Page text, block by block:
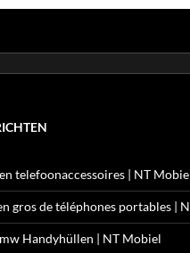
telefoonaccessoires | NT
gros de téléphones portables |
Handyhüllen | NT Mobiel